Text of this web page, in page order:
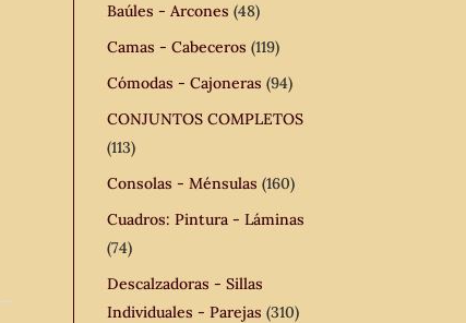
Baúles - Arcones (48)
Camas - Cabeceros (119)
Cómodas - Cajoneras (94)
CONJUNTOS COMPLETOS
(113)
Consolas - Ménsulas (160)
Cuadros: Pintura - Láminas
(74)
Descalzadoras - Sillas
Individuales - Parejas (310)